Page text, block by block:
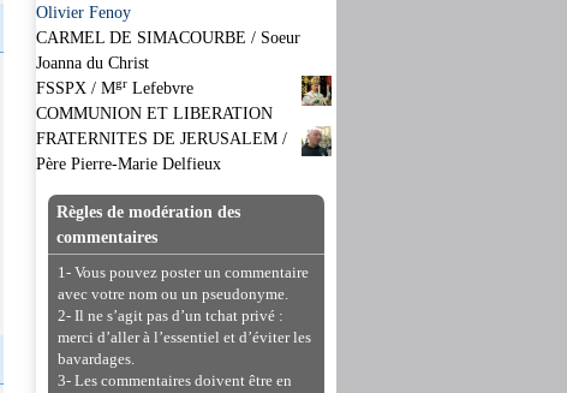
Olivier Fenoy
CARMEL DE SIMACOURBE / Soeur
Joanna du Christ
FSSPX / Mgr Lefebvre
COMMUNION ET LIBERATION
FRATERNITES DE JERUSALEM /
Père Pierre-Marie Delfieux
Règles de modération des
commentaires
1- Vous pouvez poster un commentaire
avec votre nom ou un pseudonyme.
2- Il ne s’agit pas d’un tchat privé :
merci d’aller à l’essentiel et d’éviter les
bavardages.
3- Les commentaires doivent être en